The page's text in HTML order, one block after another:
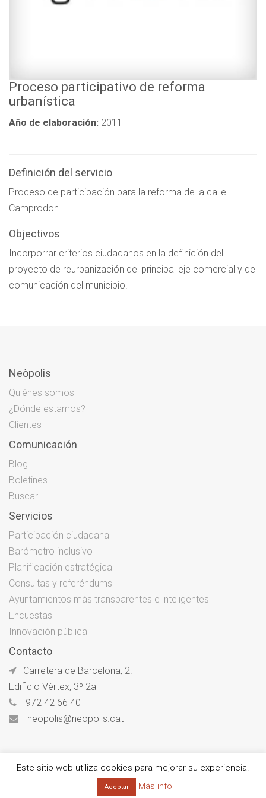
Proceso participativo de reforma
urbanística
Año de elaboración: 2011
Definición del servicio
Proceso de participación para la reforma de la calle
Camprodon.
Objectivos
Incorporrar criterios ciudadanos en la definición del
proyecto de reurbanización del principal eje comercial y de
comunicación del municipio.
Neòpolis
Quiénes somos
¿Dónde estamos?
Clientes
Comunicación
Blog
Boletines
Buscar
Servicios
Participación ciudadana
Barómetro inclusivo
Planificación estratégica
Consultas y referéndums
Ayuntamientos más transparentes e inteligentes
Encuestas
Innovación pública
Contacto
Carretera de Barcelona, 2.
Edificio Vèrtex, 3º 2a
972 42 66 40
neopolis@neopolis.cat
Este sitio web utiliza cookies para mejorar su experiencia.
Aceptar Más info